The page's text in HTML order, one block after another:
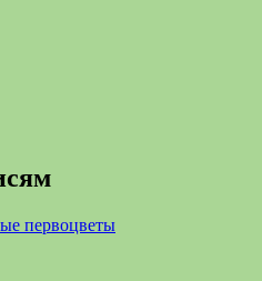
первоцветы